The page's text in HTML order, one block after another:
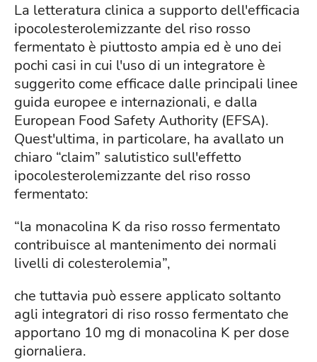
La letteratura clinica a supporto dell'efficacia
ipocolesterolemizzante del riso rosso
fermentato è piuttosto ampia ed è uno dei
pochi casi in cui l'uso di un integratore è
suggerito come efficace dalle principali linee
guida europee e internazionali, e dalla
European Food Safety Authority (EFSA).
Quest'ultima, in particolare, ha avallato un
chiaro “claim” salutistico sull'effetto
ipocolesterolemizzante del riso rosso
fermentato:
“la monacolina K da riso rosso fermentato
contribuisce al mantenimento dei normali
livelli di colesterolemia”,
che tuttavia può essere applicato soltanto
agli integratori di riso rosso fermentato che
apportano 10 mg di monacolina K per dose
giornaliera.